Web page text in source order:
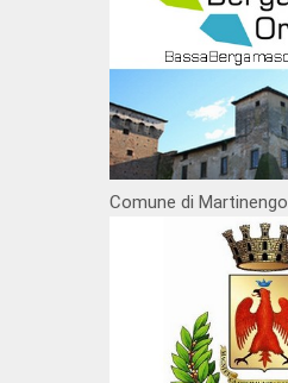
Comune di Martinengo